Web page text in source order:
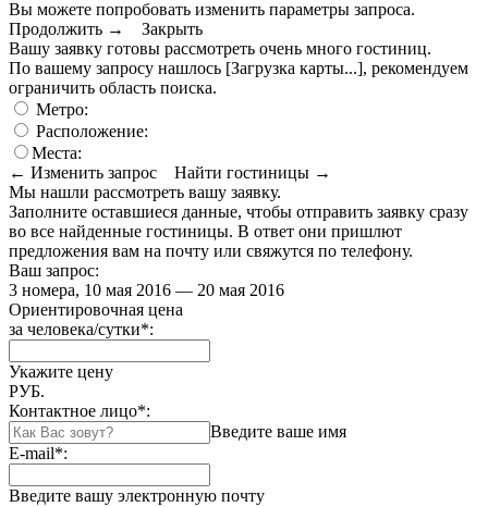
Вы можете попробовать изменить параметры запроса.
Продолжить →
Закрыть
Вашу заявку готовы рассмотреть очень много гостиниц.
По вашему запросу нашлось [Загрузка карты...], рекомендуем
ограничить область поиска.
Метро:
Расположение:
Места:
← Изменить запрос
Найти гостиницы →
Мы нашли рассмотреть вашу заявку.
Заполните оставшиеся данные, чтобы отправить заявку сразу
во все найденные гостиницы. В ответ они пришлют
предложения вам на почту или свяжутся по телефону.
Ваш запрос:
3 номера, 10 мая 2016 — 20 мая 2016
Ориентировочная цена
за человека/сутки*:
Укажите цену
РУБ.
Контактное лицо*:
Введите ваше имя
E-mail*:
Введите вашу электронную почту